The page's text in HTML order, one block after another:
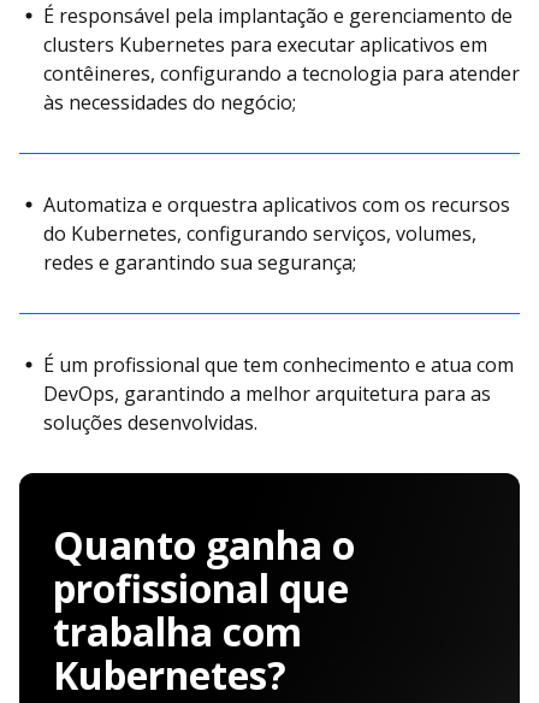
É responsável pela implantação e gerenciamento de
clusters Kubernetes para executar aplicativos em
contêineres, configurando a tecnologia para atender
às necessidades do negócio;
Automatiza e orquestra aplicativos com os recursos
do Kubernetes, configurando serviços, volumes,
redes e garantindo sua segurança;
É um profissional que tem conhecimento e atua com
DevOps, garantindo a melhor arquitetura para as
soluções desenvolvidas.
Quanto ganha o
profissional que
trabalha com
Kubernetes?